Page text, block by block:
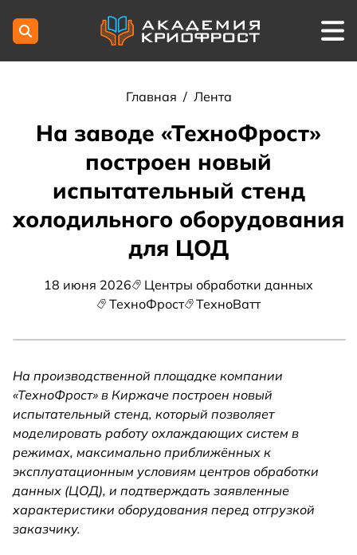
Главная / Лента
На заводе «ТехноФрост»
построен новый
испытательный стенд
холодильного оборудования
для ЦОД
18 июня 2026
Центры обработки данных
ТехноФрост
ТехноВатт
На производственной площадке компании
«ТехноФрост» в Киржаче построен новый
испытательный стенд, который позволяет
моделировать работу охлаждающих систем в
режимах, максимально приближённых к
эксплуатационным условиям центров обработки
данных (ЦОД), и подтверждать заявленные
характеристики оборудования перед отгрузкой
заказчику.